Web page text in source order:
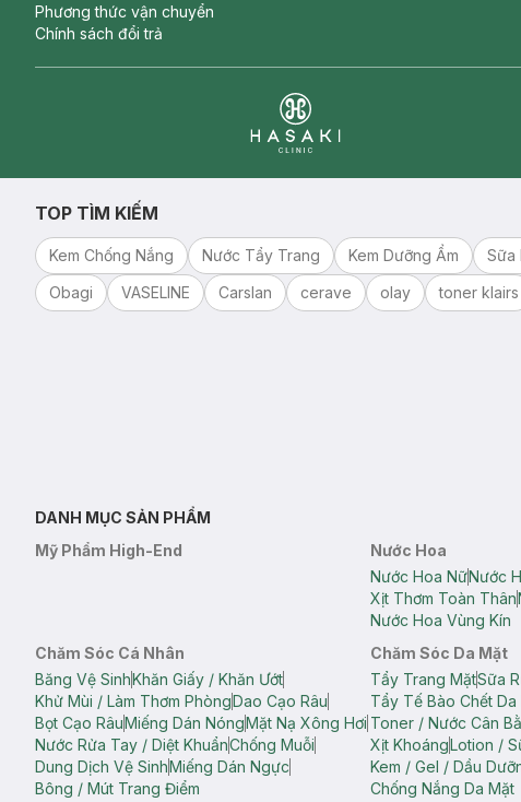
Phương thức vận chuyển
Chính sách đổi trả
TOP TÌM KIẾM
Kem Chống Nắng Nước Tẩy Trang Kem Dưỡng Ẩm Sữa
Obagi
VASELINE Carslan cerave olay toner klairs
DANH MỤC SẢN PHẨM
Mỹ Phẩm High-End
Nước Hoa
Nước Hoa NữNước
Xịt Thơm Toàn Thân
Nước Hoa Vùng Kín
Chăm Sóc Cá Nhân
Băng Vệ SinhKhăn Giấy / Khăn Ướt
Khử Mùi / Làm Thơm PhòngDao Cạo Râu
Bọt Cạo RâuMiếng Dán NóngMặt Nạ Xông Hơi
Nước Rửa Tay / Diệt KhuẩnChống Muỗi
Dung Dịch Vệ SinhMiếng Dán Ngực
Bông / Mút Trang Điểm
Chăm Sóc Da Mặt
Tẩy Trang MặtSữa
Tẩy Tế Bào Chết Da
Toner / Nước Cân
Xịt KhoángLotion /
Kem / Gel / Dầu
Chống Nắng Da Mặt